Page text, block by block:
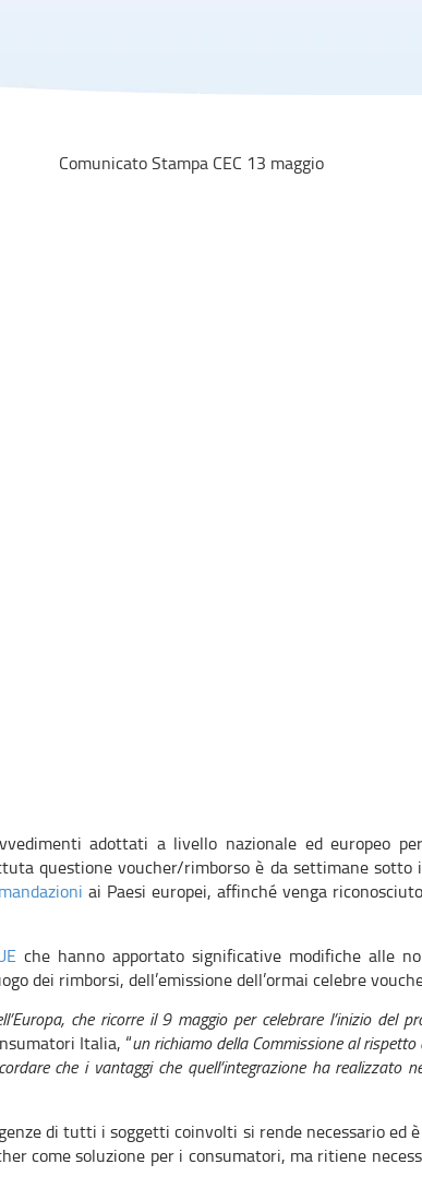
adottati a livello nazionale ed europeo
questione voucher/rimborso è da settimane
ai Paesi europei, affinché venga
che hanno apportato significative modifiche alle
dei rimborsi, dell’emissione dell’ormai celebre
che ricorre il 9 maggio per celebrare l’inizio del
Italia, “un richiamo della Commissione al
che i vantaggi che quell’integrazione ha realizzato
di tutti i soggetti coinvolti si rende necessario ed
come soluzione per i consumatori, ma ritiene